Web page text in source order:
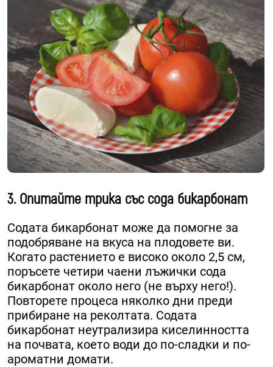
3. Опитайте трика със сода бикарбонат
Содата бикарбонат може да помогне за
подобряване на вкуса на плодовете ви.
Когато растението е високо около 2,5 см,
поръсете четири чаени лъжички сода
бикарбонат около него (не върху него!).
Повторете процеса няколко дни преди
прибиране на реколтата. Содата
бикарбонат неутрализира киселинността
на почвата, което води до по-сладки и по-
ароматни домати.